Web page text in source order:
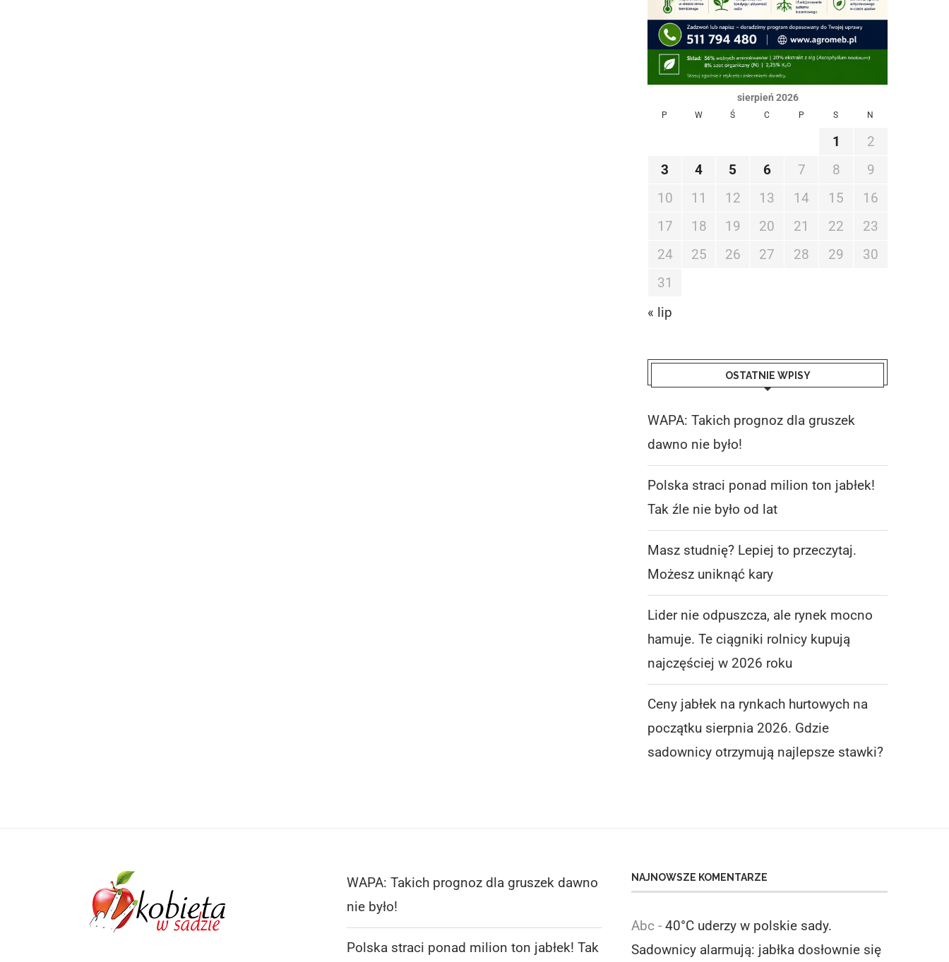
sierpień 2026
P W Ś C P S N
1
2
3
4 5 6 7 8
9
10
11 12 13 14 15
16
17
18 19 20 21 22
23
24
25 26 27 28 29
30
31
« lip
OSTATNIE WPISY
WAPA: Takich prognoz dla gruszek
dawno nie było!
Polska straci ponad milion ton jabłek!
Tak źle nie było od lat
Masz studnię? Lepiej to przeczytaj.
Możesz uniknąć kary
Lider nie odpuszcza, ale rynek mocno
hamuje. Te ciągniki rolnicy kupują
najczęściej w 2026 roku
Ceny jabłek na rynkach hurtowych na
początku sierpnia 2026. Gdzie
sadownicy otrzymują najlepsze stawki?
WAPA: Takich prognoz dla gruszek dawno
nie było!
Polska straci ponad milion ton jabłek! Tak
NAJNOWSZE KOMENTARZE
Abc -40°C uderzy w polskie sady.
Sadownicy alarmują: jabłka dosłownie się